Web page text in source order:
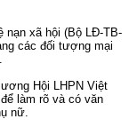
nạn xã hội (Bộ LĐ-TB-
các đối tượng mại
Hội LHPN Việt
làm rõ và có văn
nữ.